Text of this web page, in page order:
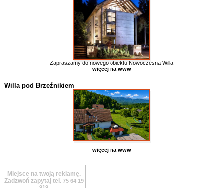
Zapraszamy do nowego obiektu Nowoczesna Willa
więcej na www
Willa pod Brzeźnikiem
więcej na www
Miejsce na twoją reklamę.
Zadzwoń zapytaj tel. 75 64 19